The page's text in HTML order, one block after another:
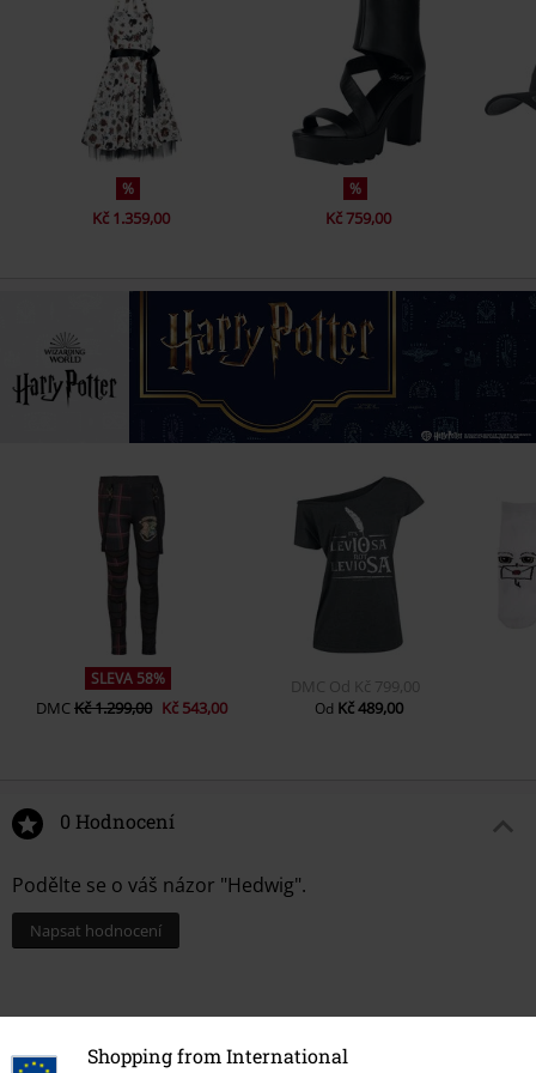
Shopping from International
%
Kč 1.359,00
%
Kč 759,00
SLEVA 58%
DMCKč 1.299,00 Kč 543,00
DMC Od Kč 799,00
Od Kč 489,00
0 Hodnocení
Podělte se o váš názor "Hedwig".
Napsat hodnocení